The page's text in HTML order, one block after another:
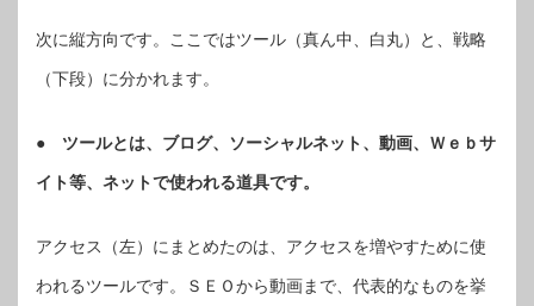
次に縦方向です。ここではツール（真ん中、白丸）と、戦略
（下段）に分かれます。
● ツールとは、ブログ、ソーシャルネット、動画、Ｗｅｂサ
イト等、ネットで使われる道具です。
アクセス（左）にまとめたのは、アクセスを増やすために使
われるツールです。ＳＥＯから動画まで、代表的なものを挙